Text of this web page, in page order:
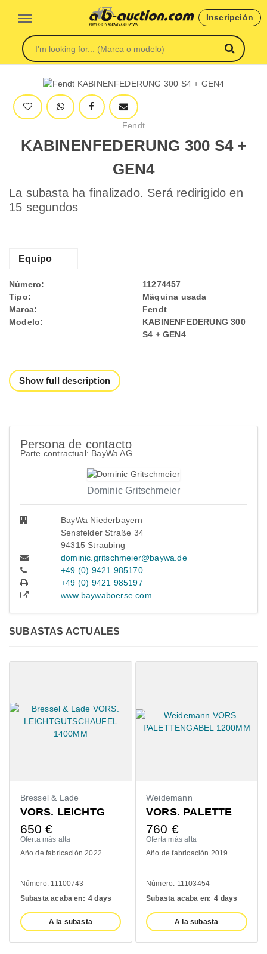
Inscripción
Fendt
KABINENFEDERUNG 300 S4 +
GEN4
La subasta ha finalizado. Será redirigido en
15 segundos
Equipo
Número:
11274457
Tipo:
Mäquina usada
Marca:
Fendt
Modelo:
KABINENFEDERUNG 300
S4 + GEN4
Show full description
Persona de contacto
Parte contractual: BayWa AG
Dominic Gritschmeier
BayWa Niederbayern
Sensfelder Straße 34
94315 Straubing
dominic.gritschmeier@baywa.de
+49 (0) 9421 985170
+49 (0) 9421 985197
www.baywaboerse.com
SUBASTAS ACTUALES
Bressel & Lade
VORS. LEICHTGUTSCHAUFEL 1400MM
650 €
Oferta más alta
Año de fabricación 2022
Número: 11100743
Subasta acaba en: 4 days
A la subasta
Weidemann
VORS. PALETTENGABEL 1200MM
760 €
Oferta más alta
Año de fabricación 2019
Número: 11103454
Subasta acaba en: 4 days
A la subasta